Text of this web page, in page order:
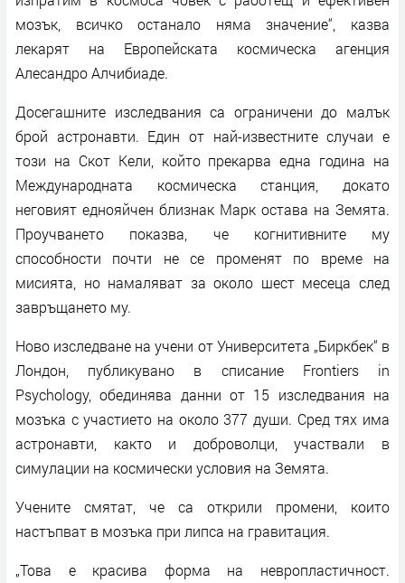
мозък, всичко останало няма значение“, казва
лекарят на Европейската космическа агенция
Алесандро Алчибиаде.
Досегашните изследвания са ограничени до малък
брой астронавти. Един от най-известните случаи е
този на Скот Кели, който прекарва една година на
Международната космическа станция, докато
неговият еднояйчен близнак Марк остава на Земята.
Проучването показва, че когнитивните му
способности почти не се променят по време на
мисията, но намаляват за около шест месеца след
завръщането му.
Ново изследване на учени от Университета „Биркбек“ в
Лондон, публикувано в списание Frontiers in
Psychology, обединява данни от 15 изследвания на
мозъка с участието на около 377 души. Сред тях има
астронавти, както и доброволци, участвали в
симулации на космически условия на Земята.
Учените смятат, че са открили промени, които
настъпват в мозъка при липса на гравитация.
„Това е красива форма на невропластичност.